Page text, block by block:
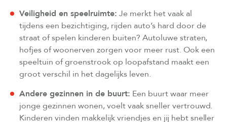
Veiligheid en speelruimte: Je merkt het vaak al
tijdens een bezichtiging, rijden auto’s hard door de
straat of spelen kinderen buiten? Autoluwe straten,
hofjes of woonerven zorgen voor meer rust. Ook een
speeltuin of groenstrook op loopafstand maakt een
groot verschil in het dagelijks leven.
Andere gezinnen in de buurt: Een buurt waar meer
jonge gezinnen wonen, voelt vaak sneller vertrouwd.
Kinderen vinden makkelijk vriendjes en jij hebt sneller